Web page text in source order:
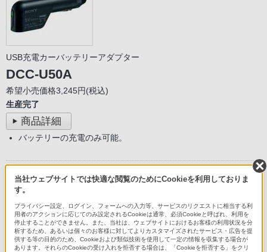
USB充電カーバッテリーアダプター
DCC-U50A
希望小売価格3,245円(税込)
生産完了
商品詳細
バッテリーの充電のみ可能。
SDXC/SDHCメモリーカード(12)
次へ>
1
2 3
当社ウェブサイトでは快適な閲覧のためにCookieを利用しておりま
す。
プライバシー設定、ログイン、フォームへの入力等、サービスのリクエストに相当する利
用者のアクションに応じてのみ設定されるCookieは通常、必須Cookieと呼ばれ、利用を
停止することができません。また、当社は、ウェブサイトにおけるお客様の利用状況を分
析するため、あるいは個々のお客様に対してよりカスタマイズされたサービス・広告を提
供する等の目的のため、Cookieおよび類似技術を使用して一定の情報を収集する場合が
あります。それらのCookieの受け入れを拒否する場合は、「Cookieを拒否する」をクリ